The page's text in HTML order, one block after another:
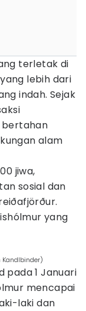
terletak di
lebih dari
indah. Sejak
alam
jiwa,
sosial dan
yang
Kandlbinder)
pada 1 Januari
mencapai
laki dan